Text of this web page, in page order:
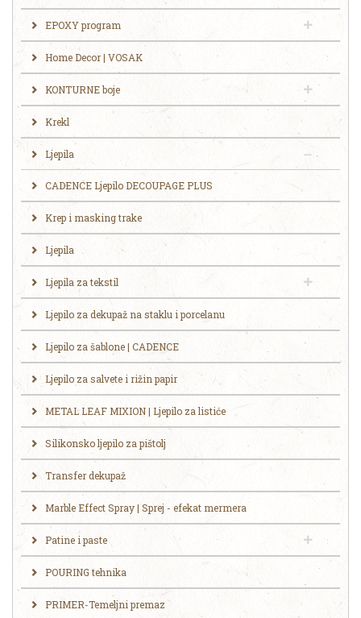
EPOXY program
Home Decor | VOSAK
KONTURNE boje
Krekl
Ljepila
CADENCE Ljepilo DECOUPAGE PLUS
Krep i masking trake
Ljepila
Ljepila za tekstil
Ljepilo za dekupaž na staklu i porcelanu
Ljepilo za šablone | CADENCE
Ljepilo za salvete i rižin papir
METAL LEAF MIXION | Ljepilo za listiće
Silikonsko ljepilo za pištolj
Transfer dekupaž
Marble Effect Spray | Sprej - efekat mermera
Patine i paste
POURING tehnika
PRIMER-Temeljni premaz